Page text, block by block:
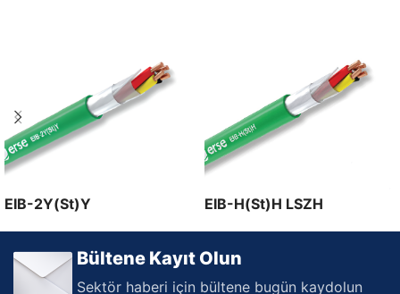
EIB-2Y(St)Y EIB-H(St)H LSZH
Bültene Kayıt Olun
Sektör haberi için bültene bugün kaydolun